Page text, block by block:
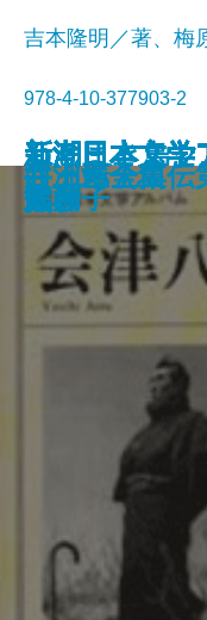
そういうふ
新潮日本文
敏雄
井上靖全集
ねじまき鳥
鳥刺し男編
新潮日本文
整
井上靖全集
ひらがな日本
新潮日本文
光治良
井上靖全集
日本人は思想
吉本隆明／著、梅
978-4-10-377903-
新潮日本文
八一
井上靖全集
新潮日本文
佐和子
井上靖全集
新潮日本文
熊楠
新潮日本文
淳
新潮日本文
文
白洲正子自伝
新潮日本文
武彦
さっちん